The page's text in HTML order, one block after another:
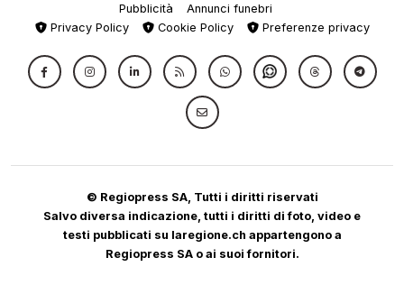
Pubblicità
Annunci funebri
Privacy Policy
Cookie Policy Preferenze privacy
© Regiopress SA, Tutti i diritti riservati
Salvo diversa indicazione, tutti i diritti di foto, video e
testi pubblicati su laregione.ch appartengono a
Regiopress SA o ai suoi fornitori.